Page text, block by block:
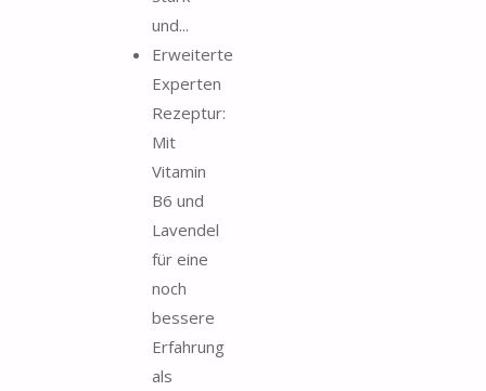
und...
Erweiterte
Experten
Rezeptur:
Mit
Vitamin
B6 und
Lavendel
für eine
noch
bessere
Erfahrung
als